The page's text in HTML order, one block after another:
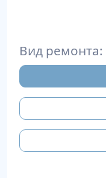
Вид ремонта: